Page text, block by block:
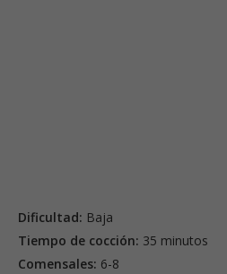
Dificultad: Baja
Tiempo de cocción: 35 minutos
Comensales: 6-8